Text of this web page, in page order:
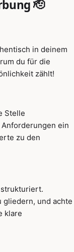
🫡
in deinem
du für die
zählt!
Stelle
ein
zu den
gliedern, und achte
klare